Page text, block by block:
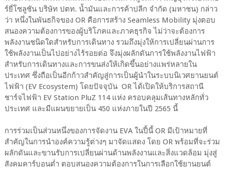
ร์ยี่โซลูชัน บริษัท ปตท. น้ำมันและการค้าปลีก จำกัด (มหาชน) กล่าว
ว่า หนึ่งในพันธกิจของ OR คือการสร้าง Seamless Mobility มุ่งตอบ
สนองความต้องการของผู้บริโภคและภาคธุรกิจ ไม่ว่าจะต้องการ
พลังงานชนิดใดสำหรับการเดินทาง รวมถึงมุ่งให้การเปลี่ยนผ่านการ
ใช้พลังงานเป็นไปอย่างไร้รอยต่อ จึงมุ่งผลักดันการใช้พลังงานไฟฟ้า
สำหรับการเดินทางและการขนส่งให้เกิดขึ้นอย่างแพร่หลายใน
ประเทศ ซึ่งถือเป็นอีกก้าวสำคัญสู่การเป็นผู้นำในระบบนิเวศยานยนต์
ไฟฟ้า (EV Ecosystem) โดยปัจจุบัน OR ได้เปิดให้บริการสถานี
ชาร์จไฟฟ้า EV Station PluZ 114 แห่ง ครอบคลุมเส้นทางหลักทั่ว
ประเทศ และมีแผนขยายเป็น 450 แห่งภายในปี 2565 นี้
การร่วมเป็นส่วนหนึ่งของการจัดงาน EVA ในปี้นี้ OR มีเป้าหมายที่
สำคัญในการนำองค์ความรู้ต่างๆ มาจัดแสดง โดย OR พร้อมที่จะร่วม
ผลักดันและขานรับการเปลี่ยนผ่านด้านพลังงานและสิ่งแวดล้อม มุ่งสู่
สังคมคาร์บอนต่ำ ตอบสนองความต้องการในการเลือกใช้ยานยนต์